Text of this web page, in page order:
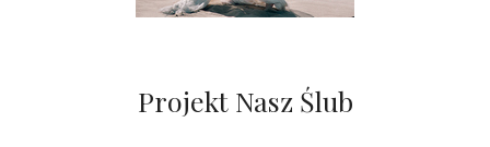
Projekt Nasz Ślub